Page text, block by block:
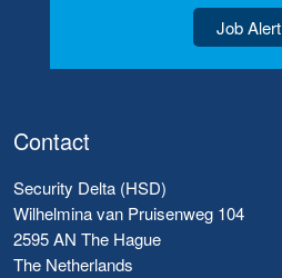
Job Alert
Contact
Security Delta (HSD)
Wilhelmina van Pruisenweg 104
2595 AN The Hague
The Netherlands